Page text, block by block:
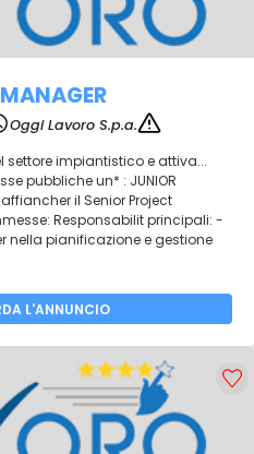
Oggi Lavoro S.p.a.
settore impiantistico e attiva...
pubbliche un* : JUNIOR
affiancher il Senior Project
Responsabilit principali: -
nella pianificazione e gestione
L'ANNUNCIO